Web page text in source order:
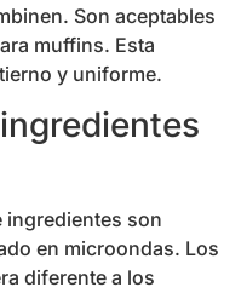
Son aceptables
muffins. Esta
y uniforme.
ingredientes son
en microondas. Los
diferente a los